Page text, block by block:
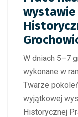
wystawie
W dniach 5–7
wykonane w
Twarze
wyjątkowej
Historycznej